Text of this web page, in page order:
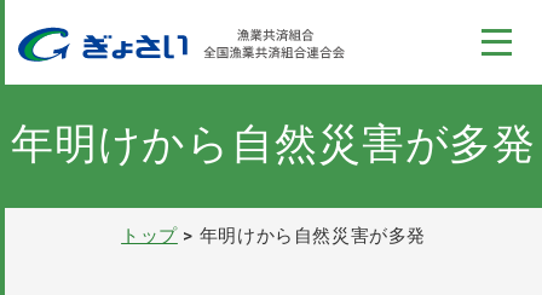
ぎょさい制度
年明けから自然災害が多発
トップ 年明けから自然災害が多発